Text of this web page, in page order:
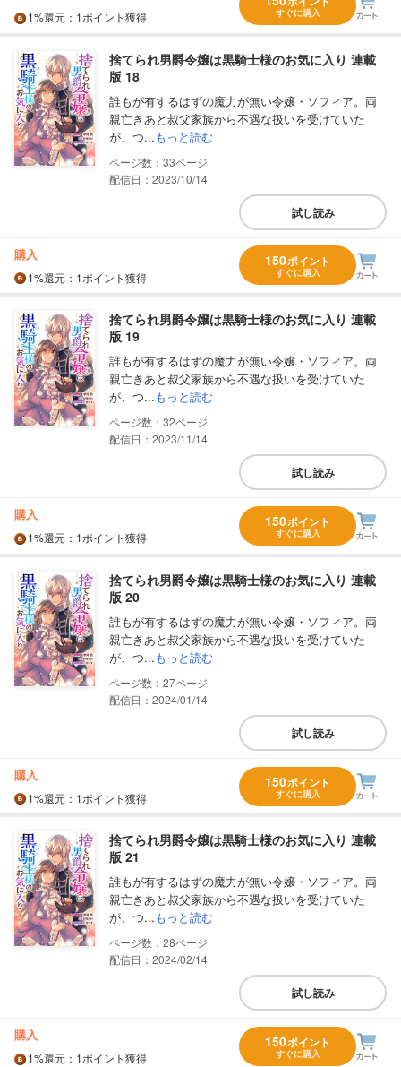
1%還元 ：1ポイント獲得 すぐに購入
捨てられ男爵令嬢は黒騎士様のお気に入り 連載
版 18
誰もが有するはずの魔力が無い令嬢・ソフィア。両
親亡きあと叔父家族から不遇な扱いを受けていた
が、つ...もっと読む
33
配信日：2023/10/14
試し読み
購入
1%還元 ：1ポイント獲得
150ポイント
すぐに購入
捨てられ男爵令嬢は黒騎士様のお気に入り 連載
版 19
誰もが有するはずの魔力が無い令嬢・ソフィア。両
親亡きあと叔父家族から不遇な扱いを受けていた
が、つ...もっと読む
32
配信日：2023/11/14
試し読み
購入
1%還元 ：1ポイント獲得
150ポイント
すぐに購入
捨てられ男爵令嬢は黒騎士様のお気に入り 連載
版 20
誰もが有するはずの魔力が無い令嬢・ソフィア。両
親亡きあと叔父家族から不遇な扱いを受けていた
が、つ...もっと読む
27
配信日：2024/01/14
試し読み
購入
1%還元 ：1ポイント獲得
150ポイント
すぐに購入
捨てられ男爵令嬢は黒騎士様のお気に入り 連載
版 21
誰もが有するはずの魔力が無い令嬢・ソフィア。両
親亡きあと叔父家族から不遇な扱いを受けていた
が、つ...もっと読む
28
配信日：2024/02/14
試し読み
購入
1%還元 ：1ポイント獲得
150ポイント
すぐに購入